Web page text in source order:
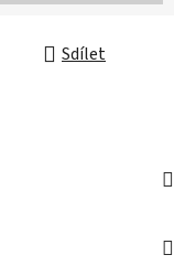
Sdílet